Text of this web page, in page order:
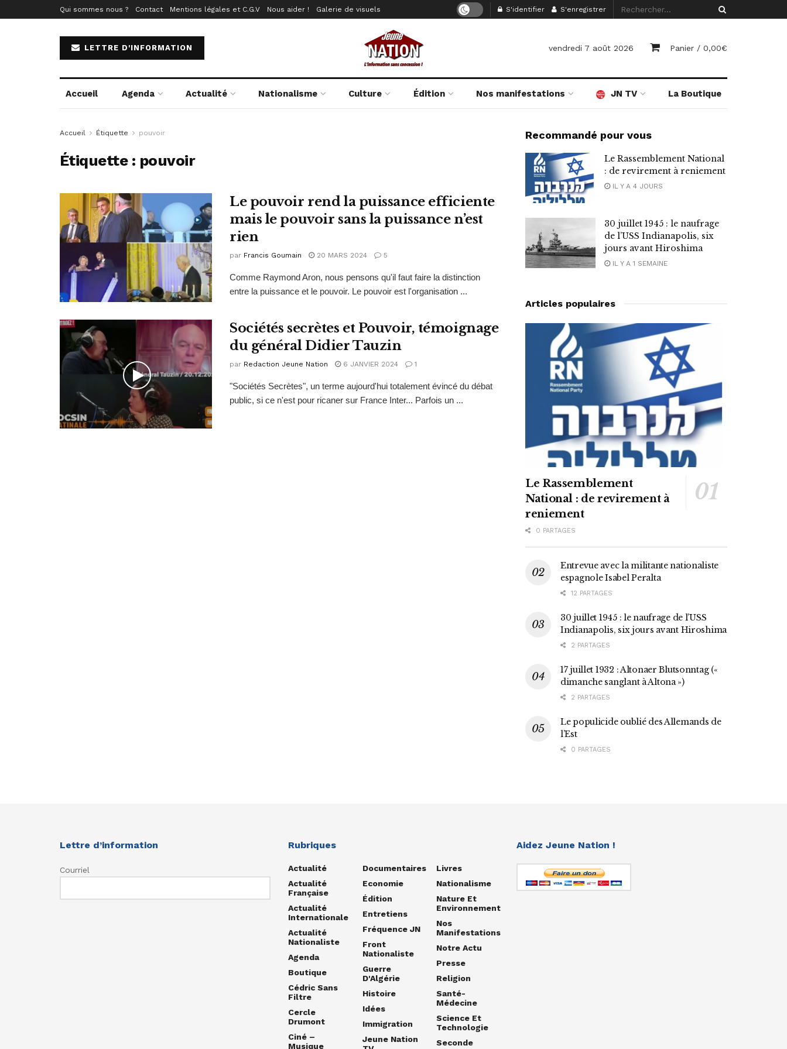
Qui sommes nous ? Contact Mentions légales et C.G.V Nous aider ! Galerie de visuels S'identifier S'enregistrer
LETTRE D'INFORMATION vendredi 7 août 2026 Panier / 0,00€
Accueil Agenda Actualité Nationalisme Culture Édition Nos manifestations JN TV La Boutique
Accueil Étiquette pouvoir
Étiquette : pouvoir
Le pouvoir rend la puissance efficiente
mais le pouvoir sans la puissance n’est
rien
par Francis Goumain 20 MARS 2024 5
Comme Raymond Aron, nous pensons qu'il faut faire la distinction
entre la puissance et le pouvoir. Le pouvoir est l'organisation ...
Sociétés secrètes et Pouvoir, témoignage
du général Didier Tauzin
par Redaction Jeune Nation 6 JANVIER 2024 1
"Sociétés Secrètes", un terme aujourd'hui totalement évincé du débat
public, si ce n'est pour ricaner sur France Inter... Parfois un ...
Recommandé pour vous
Le Rassemblement National
: de revirement à reniement
IL Y A 4 JOURS
30 juillet 1945 : le naufrage
de l’USS Indianapolis, six
jours avant Hiroshima
IL Y A 1 SEMAINE
Articles populaires
Le Rassemblement
National : de revirement à
reniement
0 PARTAGES
Entrevue avec la militante nationaliste
espagnole Isabel Peralta
12 PARTAGES
30 juillet 1945 : le naufrage de l’USS
Indianapolis, six jours avant Hiroshima
2 PARTAGES
17 juillet 1932 : Altonaer Blutsonntag («
dimanche sanglant à Altona »)
2 PARTAGES
Le populicide oublié des Allemands de
l’Est
0 PARTAGES
Lettre d’information
Courriel
Rubriques
Actualité
Actualité
Française
Actualité
Internationale
Actualité
Nationaliste
Agenda
Boutique
Cédric Sans
Filtre
Cercle
Drumont
Ciné –
Musique
Documentaires
Economie
Édition
Entretiens
Fréquence JN
Front
Nationaliste
Guerre
D'Algérie
Histoire
Idées
Immigration
Jeune Nation
Livres
Nationalisme
Nature Et
Environnement
Nos
Manifestations
Notre Actu
Presse
Religion
Santé-
Médecine
Science Et
Technologie
Seconde
Aidez Jeune Nation !